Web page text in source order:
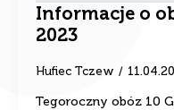
Informacje o
2023
Hufiec Tczew
Tegoroczny obóz 10